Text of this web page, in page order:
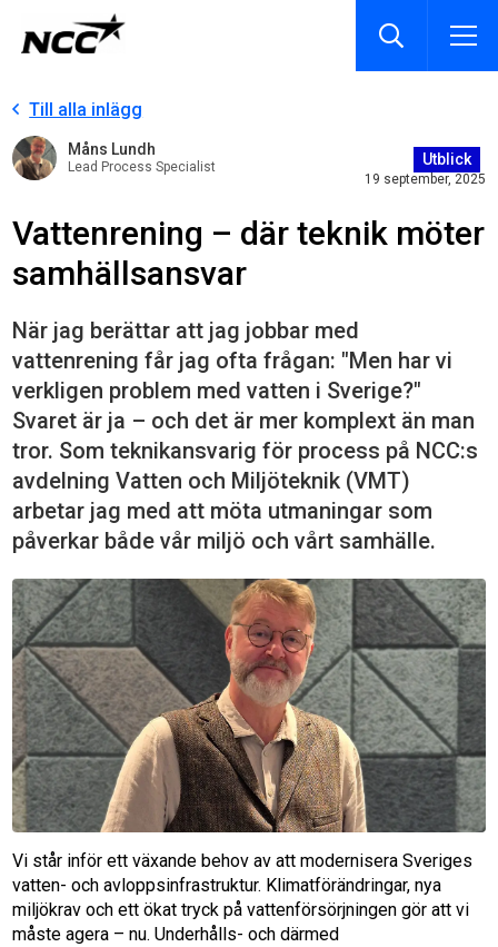
Till alla inlägg
Måns Lundh
Lead Process Specialist Utblick
19 september, 2025
Vattenrening – där teknik möter
samhällsansvar
När jag berättar att jag jobbar med
vattenrening får jag ofta frågan: "Men har vi
verkligen problem med vatten i Sverige?"
Svaret är ja – och det är mer komplext än man
tror. Som teknikansvarig för process på NCC:s
avdelning Vatten och Miljöteknik (VMT)
arbetar jag med att möta utmaningar som
påverkar både vår miljö och vårt samhälle.
Vi står inför ett växande behov av att modernisera Sveriges
vatten- och avloppsinfrastruktur. Klimatförändringar, nya
miljökrav och ett ökat tryck på vattenförsörjningen gör att vi
måste agera – nu. Underhålls- och därmed